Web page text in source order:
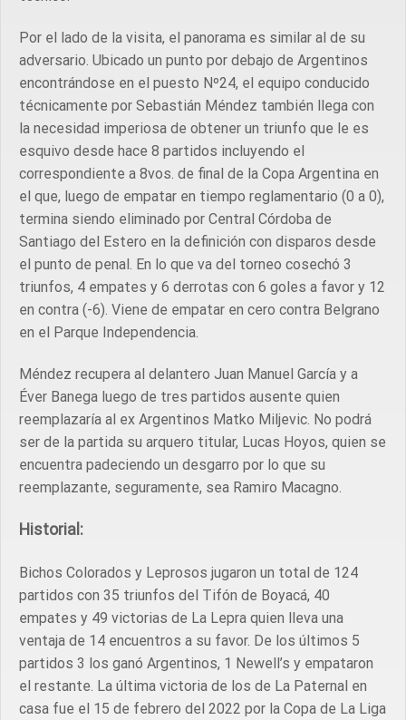
Por el lado de la visita, el panorama es similar al de su
adversario. Ubicado un punto por debajo de Argentinos
encontrándose en el puesto Nº24, el equipo conducido
técnicamente por Sebastián Méndez también llega con
la necesidad imperiosa de obtener un triunfo que le es
esquivo desde hace 8 partidos incluyendo el
correspondiente a 8vos. de final de la Copa Argentina en
el que, luego de empatar en tiempo reglamentario (0 a 0),
termina siendo eliminado por Central Córdoba de
Santiago del Estero en la definición con disparos desde
el punto de penal. En lo que va del torneo cosechó 3
triunfos, 4 empates y 6 derrotas con 6 goles a favor y 12
en contra (-6). Viene de empatar en cero contra Belgrano
en el Parque Independencia.
Méndez recupera al delantero Juan Manuel García y a
Éver Banega luego de tres partidos ausente quien
reemplazaría al ex Argentinos Matko Miljevic. No podrá
ser de la partida su arquero titular, Lucas Hoyos, quien se
encuentra padeciendo un desgarro por lo que su
reemplazante, seguramente, sea Ramiro Macagno.
Historial:
Bichos Colorados y Leprosos jugaron un total de 124
partidos con 35 triunfos del Tifón de Boyacá, 40
empates y 49 victorias de La Lepra quien lleva una
ventaja de 14 encuentros a su favor. De los últimos 5
partidos 3 los ganó Argentinos, 1 Newell’s y empataron
el restante. La última victoria de los de La Paternal en
casa fue el 15 de febrero del 2022 por la Copa de La Liga